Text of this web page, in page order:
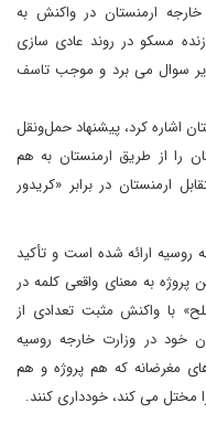
ارمنستان در واکنش به
مسکو در روند عادی سازی
زیر سوال می برد و موجب تاسف
اشاره کرد، پیشنهاد حمل‌ونقل
را از طریق ارمنستان به هم
ارمنستان در برابر «کریدور
روسیه ارائه شده است و تأکید
به معنای واقعی کلمه در
با واکنش مثبت تعدادی از
خود در وزارت خارجه روسیه
مغرضانه که هم پروژه و هم
مختل می کند، خودداری کنند.